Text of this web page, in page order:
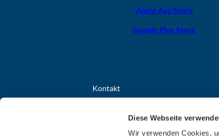
Diese Webseite
Wir verwenden Cookies,
Apple App Store
Google Play Store
Kontakt
Grimmaischer Steinweg 8
04103 Leipzig